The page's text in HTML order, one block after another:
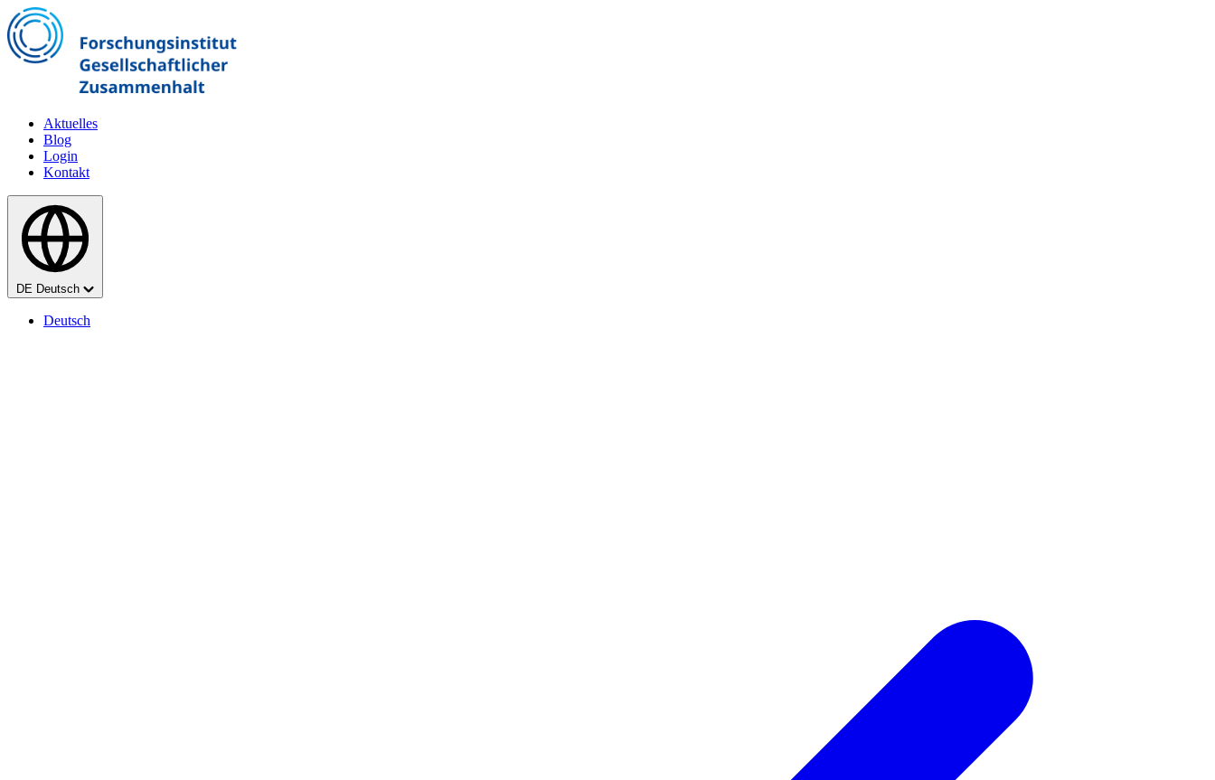
Zum Hauptinhalt springen
Aktuelles
Blog
Login
Kontakt
Sprache
DE Deutsch
Deutsch